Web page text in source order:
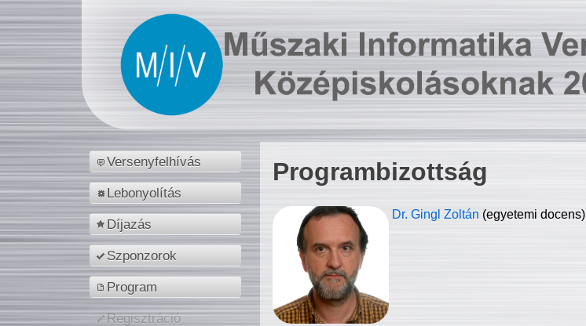
Versenyfelhívás
Lebonyolítás
Díjazás
Szponzorok
Program
Regisztráció
Programbizottság
Dr. Gingl Zoltán (egyetemi docens)